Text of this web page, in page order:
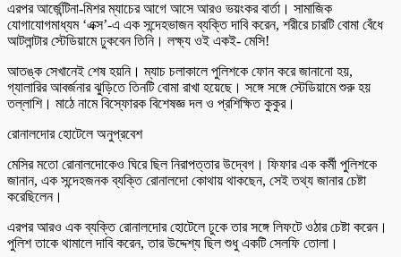
এরপর আর্জেন্টিনা-মিশর ম্যাচের আগে আসে আরও ভয়ংকর বার্তা। সামাজিক
যোগাযোগমাধ্যম ‘এক্স’-এ এক সন্দেহভাজন ব্যক্তি দাবি করেন, শরীরে চারটি বোমা বেঁধে
আটলান্টার স্টেডিয়ামে ঢুকবেন তিনি। লক্ষ্য ওই একই- মেসি!
আতঙ্ক সেখানেই শেষ হয়নি। ম্যাচ চলাকালে পুলিশকে ফোন করে জানানো হয়,
গ্যালারির আবর্জনার ঝুড়িতে তিনটি বোমা রাখা হয়েছে। সঙ্গে সঙ্গে স্টেডিয়ামে শুরু হয়
তল্লাশি। মাঠে নামে বিস্ফোরক বিশেষজ্ঞ দল ও প্রশিক্ষিত কুকুর।
রোনালদোর হোটেলে অনুপ্রবেশ
মেসির মতো রোনালদোকেও ঘিরে ছিল নিরাপত্তার উদ্বেগ। ফিফার এক কর্মী পুলিশকে
জানান, এক সন্দেহজনক ব্যক্তি রোনালদো কোথায় থাকছেন, সেই তথ্য জানার চেষ্টা
করেছিলেন।
এরপর আরও এক ব্যক্তি রোনালদোর হোটেলে ঢুকে তার সঙ্গে লিফটে ওঠার চেষ্টা করেন।
পুলিশ তাকে থামালে দাবি করেন, তার উদ্দেশ্য ছিল শুধু একটি সেলফি তোলা।